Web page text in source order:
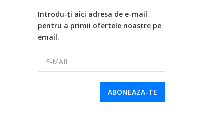
Introdu-ți aici adresa de e-mail
pentru a primii ofertele noastre pe
email.
ABONEAZA-TE